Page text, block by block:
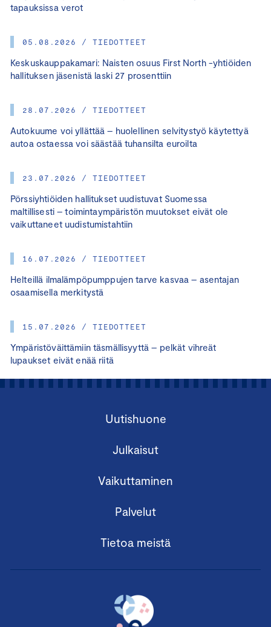
tapauksissa verot
05.08.2026 / TIEDOTTEET
Keskuskauppakamari: Naisten osuus First North -yhtiöiden
hallituksen jäsenistä laski 27 prosenttiin
28.07.2026 / TIEDOTTEET
Autokuume voi yllättää – huolellinen selvitystyö käytettyä
autoa ostaessa voi säästää tuhansilta euroilta
23.07.2026 / TIEDOTTEET
Pörssiyhtiöiden hallitukset uudistuvat Suomessa
maltillisesti – toimintaympäristön muutokset eivät ole
vaikuttaneet uudistumistahtiin
16.07.2026 / TIEDOTTEET
Helteillä ilmalämpöpumppujen tarve kasvaa – asentajan
osaamisella merkitystä
15.07.2026 / TIEDOTTEET
Ympäristöväittämiin täsmällisyyttä – pelkät vihreät
lupaukset eivät enää riitä
Uutishuone
Julkaisut
Vaikuttaminen
Palvelut
Tietoa meistä